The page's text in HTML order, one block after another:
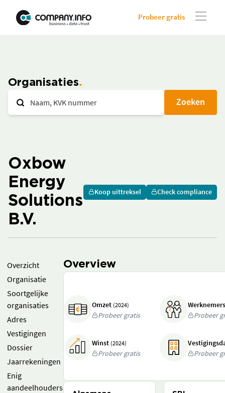
Probeer gratis
Organisaties
Zoeken
Oxbow
Energy
Solutions
B.V.
Koop uittreksel Check compliance
Overzicht
Organisatie
Soortgelijke
organisaties
Adres
Vestigingen
Dossier
Jaarrekeningen
Enig
aandeelhouders
Overview
Omzet (2024)
Probeer gratis
Probeer
Winst (2024)
Probeer gratis
Probeer